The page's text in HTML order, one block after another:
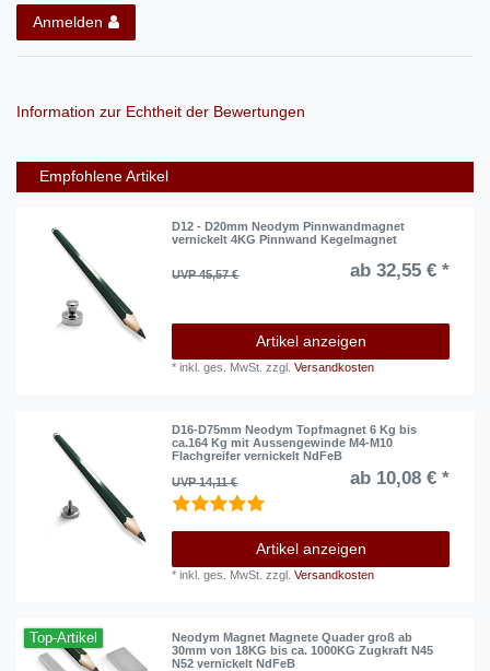
Anmelden
Information zur Echtheit der Bewertungen
Empfohlene Artikel
D12 - D20mm Neodym Pinnwandmagnet
vernickelt 4KG Pinnwand Kegelmagnet
UVP 45,57 € ab 32,55 € *
Artikel anzeigen
*inkl. ges. MwSt. zzgl.Versandkosten
D16-D75mm Neodym Topfmagnet 6 Kg bis
ca.164 Kg mit Aussengewinde M4-M10
Flachgreifer vernickelt NdFeB
UVP 14,11 €
ab 10,08 € *
Artikel anzeigen
*inkl. ges. MwSt. zzgl.Versandkosten
Top-Artikel
Neodym Magnet Magnete Quader groß ab
30mm von 18KG bis ca. 1000KG Zugkraft N45
N52 vernickelt NdFeB